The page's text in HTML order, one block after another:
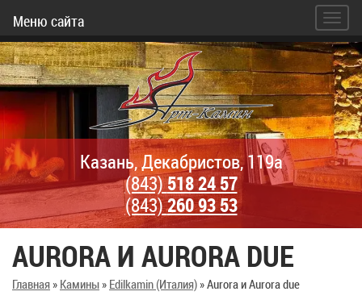
Меню сайта
Казань, Декабристов, 119а
(843)518 24 57
(843)260 93 53
AURORA И AURORA DUE
Главная» Камины» Edilkamin (Италия)»Aurora и Aurora due